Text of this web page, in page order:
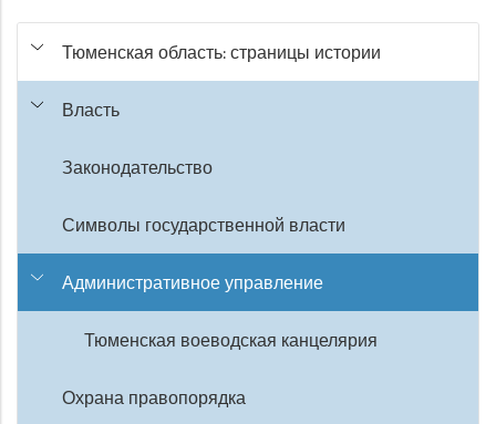
Тюменская область: страницы истории
Власть
Законодательство
Символы государственной власти
Административное управление
Тюменская воеводская канцелярия
Охрана правопорядка